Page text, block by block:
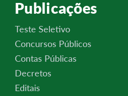
Publicações
Teste Seletivo
Concursos Públicos
Contas Públicas
Decretos
Editais